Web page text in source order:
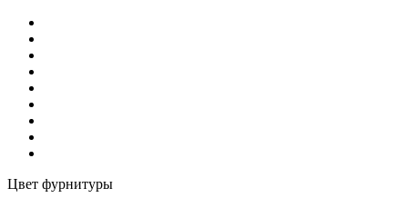
Цвет фурнитуры